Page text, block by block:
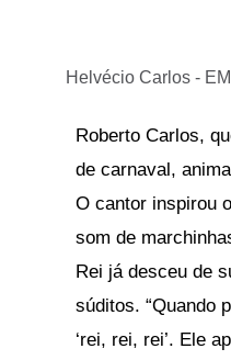
Helvécio Carlos -
Roberto Carlos,
de carnaval,
O cantor inspirou
som de
Rei já desceu de
súditos. “Quando
‘rei, rei, rei’. Ele